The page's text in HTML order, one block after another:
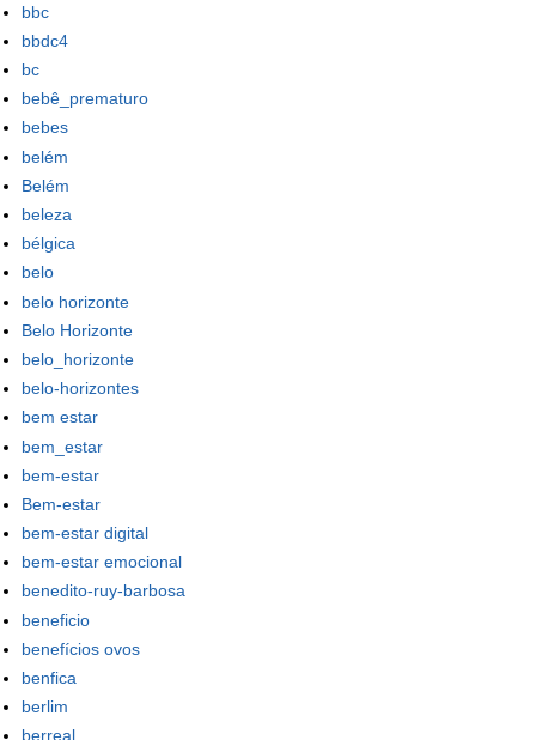
bbc
bbdc4
bc
bebê_prematuro
bebes
belém
Belém
beleza
bélgica
belo
belo horizonte
Belo Horizonte
belo_horizonte
belo-horizontes
bem estar
bem_estar
bem-estar
Bem-estar
bem-estar digital
bem-estar emocional
benedito-ruy-barbosa
beneficio
benefícios ovos
benfica
berlim
berreal